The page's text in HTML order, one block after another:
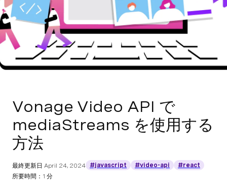
Vonage Video API で
mediaStreams を使用する
方法
最終更新日 April 24, 2024 #javascript #video-api
#react
所要時間：1 分